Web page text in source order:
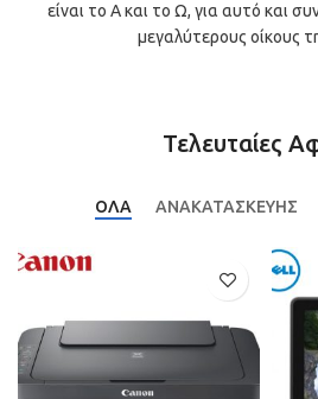
είναι το Α και το Ω, για αυτό και
μεγαλύτερους οίκους
Τελευταίες
ΟΛΑ ΑΝΑΚΑΤΑΣΚΕΥΗΣ